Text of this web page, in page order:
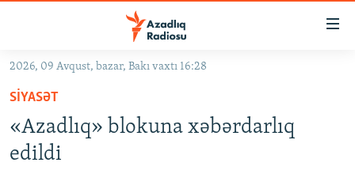
Əsas
qayıt
Əsas
naviqasiyaya
qayıt
GÜNDƏM
#İZAHLA
KORRUPSIOMETR
2026, 09 Avqust, bazar, Bakı vaxtı 16:28
SIYASƏT
«Azadlıq» blokuna xəbərdarlıq
edildi